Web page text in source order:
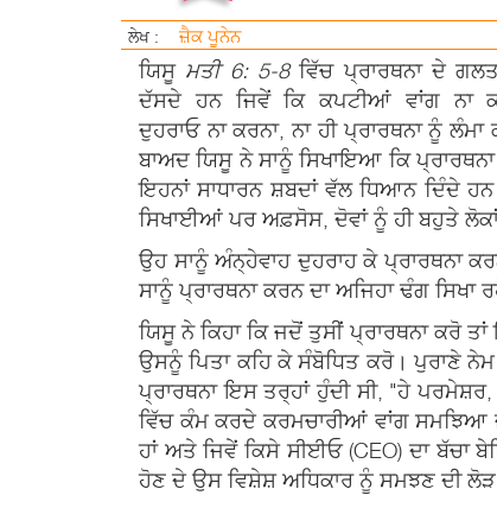
ਲੇਖ : ਜ਼ੈਕ ਪੂਨੇਨ
ਯਿਸੂ ਮਤੀ 6: 5-8ਵਿੱਚ ਪ੍ਰਾਰਥਨਾ ਦੇ
ਦੱਸਦੇ ਹਨ ਜਿਵੇਂ ਕਿ ਕਪਟੀਆਂ ਵਾਂਗ ਨਾ
ਦੁਹਰਾਓ ਨਾ ਕਰਨਾ, ਨਾ ਹੀ ਪ੍ਰਾਰਥਨਾ ਨੂੰ
ਬਾਅਦ ਯਿਸੂ ਨੇ ਸਾਨੂੰ ਸਿਖਾਇਆ ਕਿ
ਇਹਨਾਂ ਸਾਧਾਰਨ ਸ਼ਬਦਾਂ ਵੱਲ ਧਿਆਨ ਦਿੰਦੇ
ਸਿਖਾਈਆਂ ਪਰ ਅਫ਼ਸੋਸ, ਦੋਵਾਂ ਨੂੰ ਹੀ ਬਹੁਤੇ ਲੋਕਾਂ
ਉਹ ਸਾਨੂੰ ਅੰਨ੍ਹੇਵਾਹ ਦੁਹਰਾਹ ਕੇ ਪ੍ਰਾਰਥਨਾ
ਸਾਨੂੰ ਪ੍ਰਾਰਥਨਾ ਕਰਨ ਦਾ ਅਜਿਹਾ ਢੰਗ
ਯਿਸੂ ਨੇ ਕਿਹਾ ਕਿ ਜਦੋਂ ਤੁਸੀਂ ਪ੍ਰਾਰਥਨਾ ਕਰੋ
ਉਸਨੂੰ ਪਿਤਾ ਕਹਿ ਕੇ ਸੰਬੋਧਿਤ ਕਰੋ। ਪੁਰਾਣੇ
ਪ੍ਰਾਰਥਨਾ ਇਸ ਤਰ੍ਹਾਂ ਹੁੰਦੀ ਸੀ, "ਹੇ
ਵਿੱਚ ਕੰਮ ਕਰਦੇ ਕਰਮਚਾਰੀਆਂ ਵਾਂਗ ਸਮਝਿਆ
ਹਾਂ ਅਤੇ ਜਿਵੇਂ ਕਿਸੇ ਸੀਈਓ (CEO) ਦਾ ਬੱਚਾ
ਹੋਣ ਦੇ ਉਸ ਵਿਸ਼ੇਸ਼ ਅਧਿਕਾਰ ਨੂੰ ਸਮਝਣ ਦੀ